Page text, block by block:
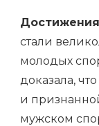
стали
молодых
доказала,
и
мужском